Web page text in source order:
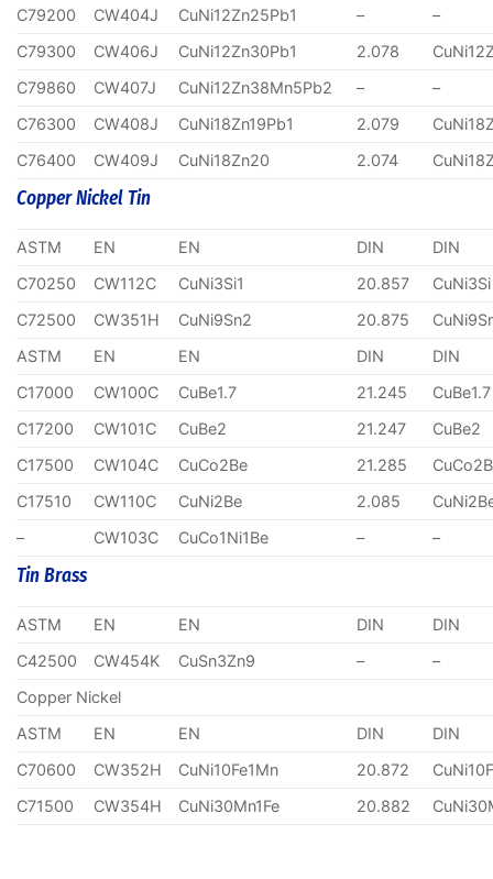
C79200
CW404J CuNi12Zn25Pb1 –
–
C79300
CW406J CuNi12Zn30Pb1 2.078
C79860
CW407J CuNi12Zn38Mn5Pb2 –
–
C76300
CW408J CuNi18Zn19Pb1 2.079
C76400
CW409J CuNi18Zn20 2.074
Copper Nickel Tin
ASTM EN EN DIN
DIN
C70250
CW112C CuNi3Si1 20.857
CuNi3Si
C72500
CW351H CuNi9Sn2 20.875
ASTM
EN EN DIN
DIN
C17000
CW100C CuBe1.7 21.245
CuBe1.7
C17200
CW101C CuBe2 21.247
CuBe2
C17500
CW104C CuCo2Be 21.285
C17510
CW110C CuNi2Be 2.085
–
CW103C CuCo1Ni1Be – –
Tin Brass
ASTM EN EN DIN
DIN
C42500
CW454K CuSn3Zn9 –
–
Copper Nickel
ASTM
EN EN DIN
DIN
C70600
CW352H CuNi10Fe1Mn 20.872
C71500
CW354H CuNi30Mn1Fe 20.882